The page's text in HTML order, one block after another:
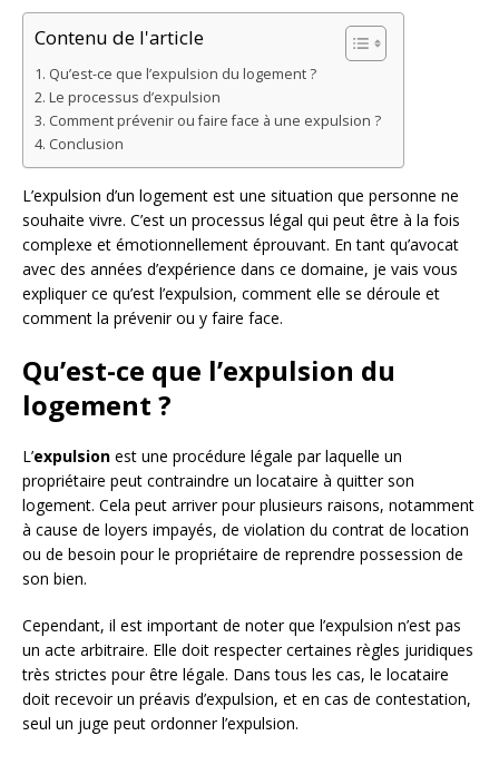
Contenu de l'article
Qu’est-ce que l’expulsion du logement ?
Le processus d’expulsion
Comment prévenir ou faire face à une expulsion ?
Conclusion
L’expulsion d’un logement est une situation que personne ne
souhaite vivre. C’est un processus légal qui peut être à la fois
complexe et émotionnellement éprouvant. En tant qu’avocat
avec des années d’expérience dans ce domaine, je vais vous
expliquer ce qu’est l’expulsion, comment elle se déroule et
comment la prévenir ou y faire face.
Qu’est-ce que l’expulsion du
logement ?
L’expulsion est une procédure légale par laquelle un
propriétaire peut contraindre un locataire à quitter son
logement. Cela peut arriver pour plusieurs raisons, notamment
à cause de loyers impayés, de violation du contrat de location
ou de besoin pour le propriétaire de reprendre possession de
son bien.
Cependant, il est important de noter que l’expulsion n’est pas
un acte arbitraire. Elle doit respecter certaines règles juridiques
très strictes pour être légale. Dans tous les cas, le locataire
doit recevoir un préavis d’expulsion, et en cas de contestation,
seul un juge peut ordonner l’expulsion.